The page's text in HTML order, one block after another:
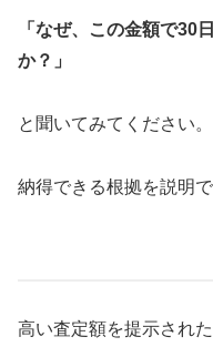
「なぜ、この金額で30
か？」
と聞いてみてください。
納得できる根拠を説明
高い査定額を提示され